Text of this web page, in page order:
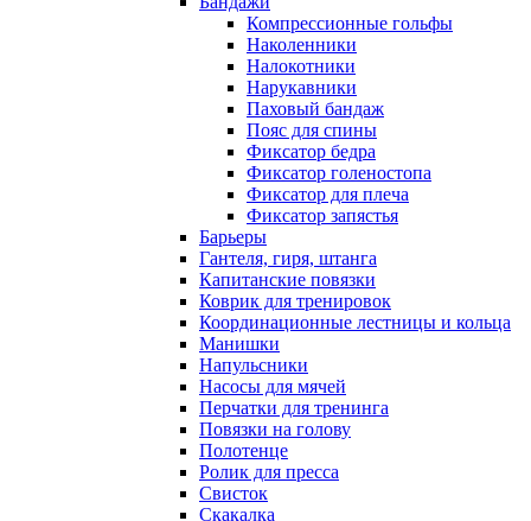
Компрессионные гольфы
Наколенники
Налокотники
Нарукавники
Паховый бандаж
Пояс для спины
Фиксатор бедра
Фиксатор голеностопа
Фиксатор для плеча
Фиксатор запястья
Барьеры
Гантеля, гиря, штанга
Капитанские повязки
Коврик для тренировок
Координационные лестницы и кольца
Манишки
Напульсники
Насосы для мячей
Перчатки для тренинга
Повязки на голову
Полотенце
Ролик для пресса
Свисток
Скакалка